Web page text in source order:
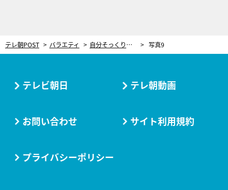
テレ朝POST バラエティ 自分そっくりのアバターを自在に操る メディア・アーティスト、谷口暁彦がみせるバーチャルとリアルの境界線に潜む“ズレ” 写真9
テレビ朝日 テレ朝動画
お問い合わせ サイト利用規約
プライバシーポリシー